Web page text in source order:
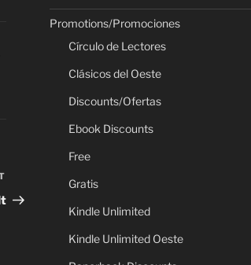
Post
Promotions/Promociones
Círculo de Lectores
Clásicos del Oeste
Discounts/Ofertas
Ebook Discounts
Free
Gratis
Kindle Unlimited
Kindle Unlimited Oeste